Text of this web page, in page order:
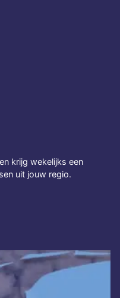
krijg wekelijks een
uit jouw regio.